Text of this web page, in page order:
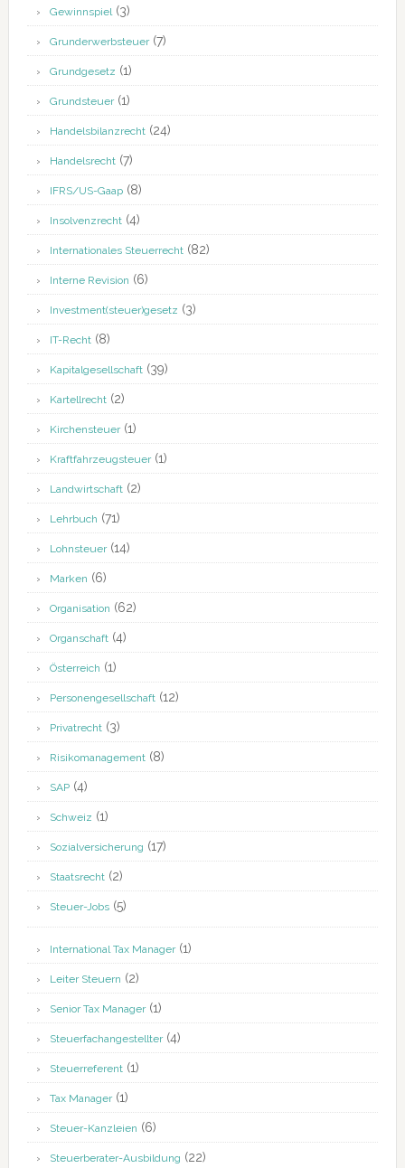
Gewinnspiel(3)
Grunderwerbsteuer(7)
Grundgesetz (1)
Grundsteuer(1)
Handelsbilanzrecht(24)
Handelsrecht(7)
IFRS/US-Gaap(8)
Insolvenzrecht(4)
Internationales Steuerrecht(82)
Interne Revision (6)
Investment(steuer)gesetz (3)
IT-Recht(8)
Kapitalgesellschaft(39)
Kartellrecht(2)
Kirchensteuer(1)
Kraftfahrzeugsteuer(1)
Landwirtschaft(2)
Lehrbuch (71)
Lohnsteuer(14)
Marken (6)
Organisation (62)
Organschaft(4)
Österreich (1)
Personengesellschaft(12)
Privatrecht(3)
Risikomanagement(8)
SAP(4)
Schweiz (1)
Sozialversicherung (17)
Staatsrecht(2)
Steuer-Jobs(5)
International Tax Manager(1)
Leiter Steuern (2)
Senior Tax Manager(1)
Steuerfachangestellter(4)
Steuerreferent(1)
Tax Manager(1)
Steuer-Kanzleien (6)
Steuerberater-Ausbildung (22)